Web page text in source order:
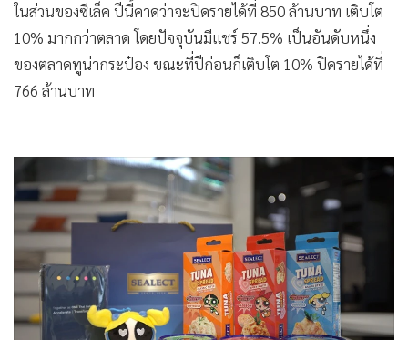
ในส่วนของซีเล็ค ปีนี้คาดว่าจะปิดรายได้ที่ 850 ล้านบาท เติบโต
10% มากกว่าตลาด โดยปัจจุบันมีแชร์ 57.5% เป็นอันดับหนึ่ง
ของตลาดทูน่ากระป๋อง ขณะที่ปีก่อนก็เติบโต 10% ปิดรายได้ที่
766 ล้านบาท